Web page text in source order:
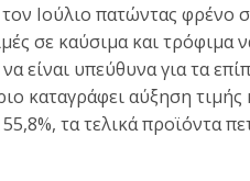
Ιούλιο πατώντας φρένο
σε καύσιμα και τρόφιμα
υπεύθυνα για τα
καταγράφει αύξηση τιμής
τα τελικά προϊόντα